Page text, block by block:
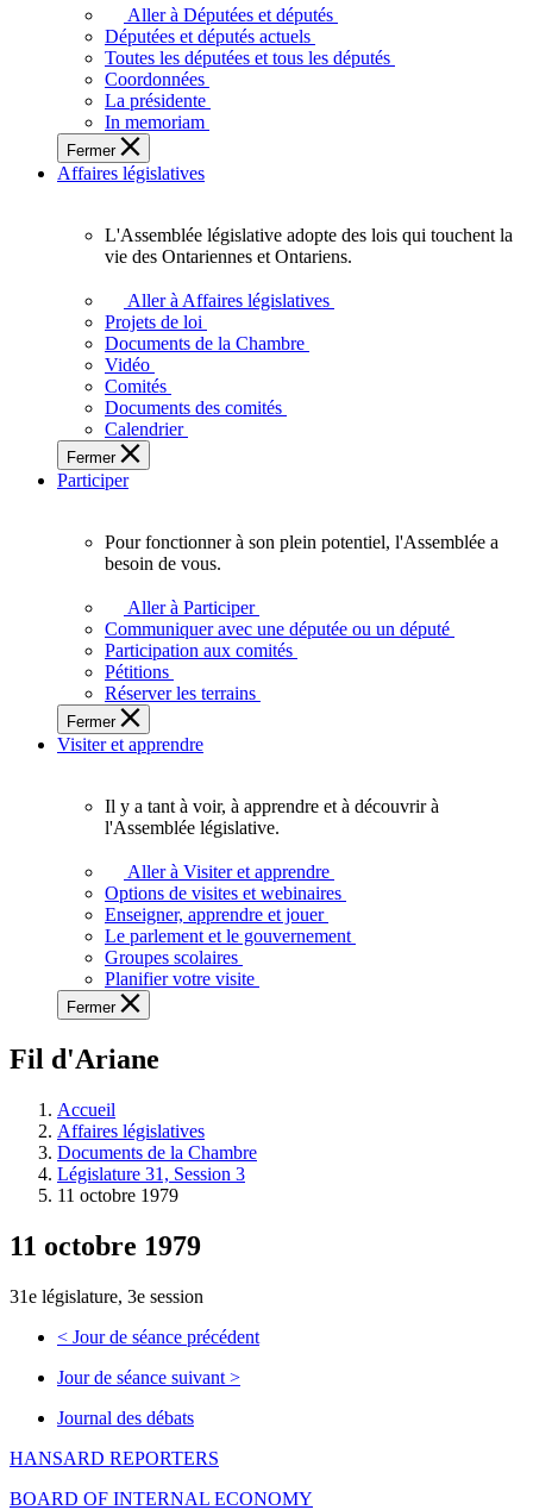
députés
vous
représentent
sein
de
l'Assemblée
législative
l'Ontario.
Aller à Députées et députés
Députées et députés actuels
Toutes les députées et tous les députés
Coordonnées
La présidente
In memoriam
Fermer
Affaires législatives
L'Assemblée
adopte
touchent
des
Ontariennes
et
L'Assemblée législative adopte des lois qui touchent la
vie des Ontariennes et Ontariens.
Aller à Affaires législatives
Projets de loi
Documents de la Chambre
Vidéo
Comités
Documents des comités
Calendrier
Fermer
Participer
plein
potentiel,
l'Assemblée
a
besoin
de
Pour fonctionner à son plein potentiel, l'Assemblée a
besoin de vous.
Aller à Participer
Communiquer avec une députée ou un député
Participation aux comités
Pétitions
Réserver les terrains
Fermer
Visiter et apprendre
voir,
apprendre
et
à
à
législative.
Il y a tant à voir, à apprendre et à découvrir à
l'Assemblée législative.
Aller à Visiter et apprendre
Options de visites et webinaires
Enseigner, apprendre et jouer
Le parlement et le gouvernement
Groupes scolaires
Planifier votre visite
Fermer
Fil d'Ariane
Accueil
Affaires législatives
Documents de la Chambre
Législature 31, Session 3
11 octobre 1979
11 octobre 1979
31e législature, 3e session
< Jour de séance précédent
Jour de séance suivant >
Journal des débats
HANSARD REPORTERS
BOARD OF INTERNAL ECONOMY